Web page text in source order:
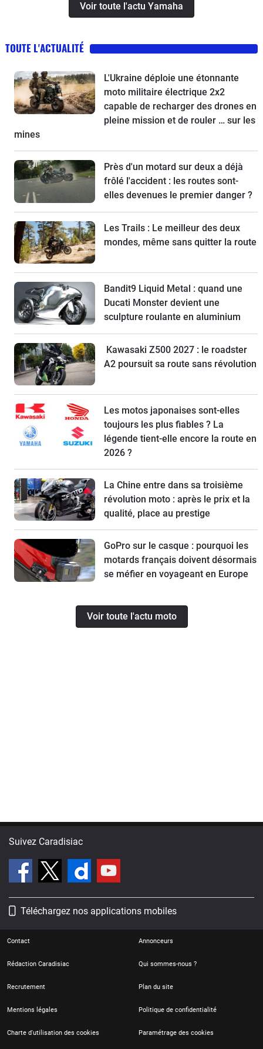
Voir toute l'actu Yamaha
TOUTE L'ACTUALITÉ
L'Ukraine déploie une étonnante
moto militaire électrique 2x2
capable de recharger des drones en
pleine mission et de rouler … sur les
mines
Près d'un motard sur deux a déjà
frôlé l'accident : les routes sont-
elles devenues le premier danger ?
Les Trails : Le meilleur des deux
mondes, même sans quitter la route
Bandit9 Liquid Metal : quand une
Ducati Monster devient une
sculpture roulante en aluminium
Kawasaki Z500 2027 : le roadster
A2 poursuit sa route sans révolution
Les motos japonaises sont-elles
toujours les plus fiables ? La
légende tient-elle encore la route en
2026 ?
La Chine entre dans sa troisième
révolution moto : après le prix et la
qualité, place au prestige
GoPro sur le casque : pourquoi les
motards français doivent désormais
se méfier en voyageant en Europe
Voir toute l'actu moto
Suivez Caradisiac
Téléchargez nos applications mobiles
Contact Annonceurs
Rédaction Caradisiac Qui sommes-nous ?
Recrutement Plan du site
Mentions légales Politique de confidentialité
Charte d'utilisation des cookies Paramétrage des cookies